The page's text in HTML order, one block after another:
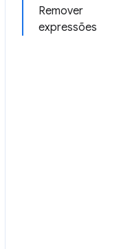
Remover
expressões